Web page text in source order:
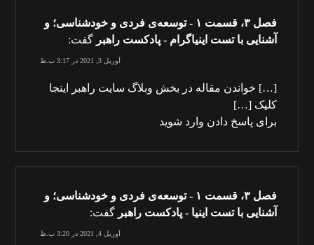
فصل ۳، قسمت ۱ - توسعه‌ی فردی و خودشناسی؛ و
آشنایی با تست اینیاگرام - پادکست راهبر گفت:
آوریل 3, 2021 در 3:17 ب.ظ
[…] خواندن مقاله‌ در بخش وبلاگ سایت راهبر اینجا
کلیک […]
برای پاسخ دادن وارد شوید
فصل ۳، قسمت ۱ - توسعه‌ی فردی و خودشناسی؛ و
آشنایی با تست اینیا - پادکست راهبر گفت:
آوریل 4, 2021 در 3:20 ب.ظ